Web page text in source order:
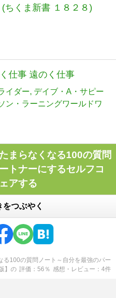
ちくま新書 １８２８)
仕事 遠のく仕事
イダー デイブ・A・サピー
ン・ラーニングワールドワ
まらなくなる100の質問
トナーにするセルフコ
アする
つぶやく
る100の質問ノート～自分を最強のパー
】 の 評価 56 ％ 感想・レビュー 4件